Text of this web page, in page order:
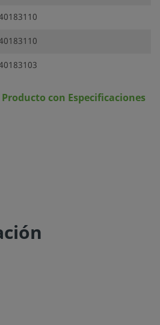
con Especificaciones